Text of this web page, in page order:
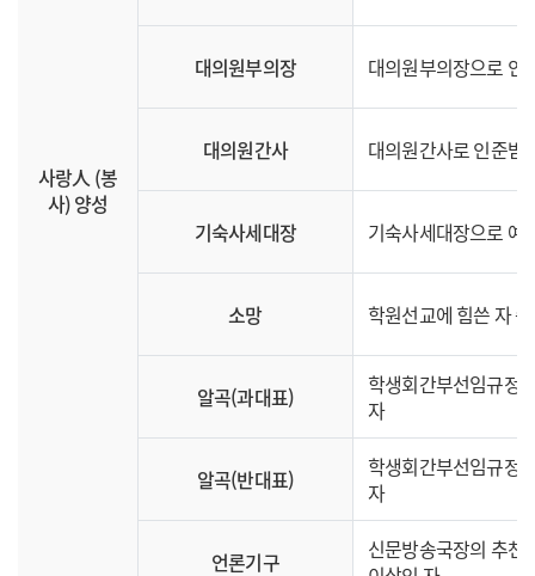
사랑人 (봉
사) 양성
대의원부의장 대의원부의장으로 인
대의원간사 대의원간사로 인준받
기숙사세대장 기숙사세대장으로 예
소망 학원선교에 힘쓴 자
알곡(과대표)
학생회간부선임규정
자
알곡(반대표)
학생회간부선임규정
자
언론기구
신문방송국장의 추천